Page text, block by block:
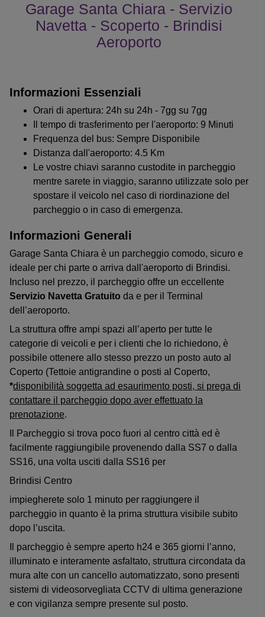
Garage Santa Chiara - Servizio
Navetta - Scoperto - Brindisi
Aeroporto
Informazioni Essenziali
Orari di apertura: 24h su 24h - 7gg su 7gg
Il tempo di trasferimento per l'aeroporto: 9 Minuti
Frequenza del bus: Sempre Disponibile
Distanza dall'aeroporto: 4.5 Km
Le vostre chiavi saranno custodite in parcheggio
mentre sarete in viaggio, saranno utilizzate solo per
spostare il veicolo nel caso di riordinazione del
parcheggio o in caso di emergenza.
Informazioni Generali
Garage Santa Chiara è un parcheggio comodo, sicuro e
ideale per chi parte o arriva dall'aeroporto di Brindisi.
Incluso nel prezzo, il parcheggio offre un eccellente
Servizio Navetta Gratuito da e per il Terminal
dell’aeroporto.
La struttura offre ampi spazi all’aperto per tutte le
categorie di veicoli e per i clienti che lo richiedono, è
possibile ottenere allo stesso prezzo un posto auto al
Coperto (Tettoie antigrandine o posti al Coperto,
*disponibilità soggetta ad esaurimento posti, si prega di
contattare il parcheggio dopo aver effettuato la
prenotazione.
Il Parcheggio si trova poco fuori al centro città ed è
facilmente raggiungibile provenendo dalla SS7 o dalla
SS16, una volta usciti dalla SS16 per
Brindisi Centro
impiegherete solo 1 minuto per raggiungere il
parcheggio in quanto è la prima struttura visibile subito
dopo l’uscita.
Il parcheggio è sempre aperto h24 e 365 giorni l’anno,
illuminato e interamente asfaltato, struttura circondata da
mura alte con un cancello automatizzato, sono presenti
sistemi di videosorvegliata CCTV di ultima generazione
e con vigilanza sempre presente sul posto.